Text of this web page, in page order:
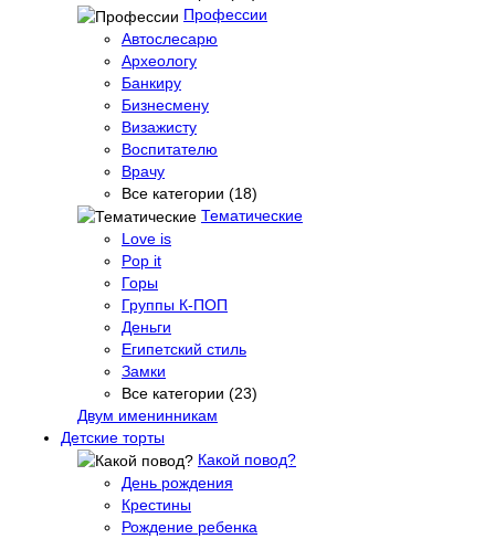
Профессии
Автослесарю
Археологу
Банкиру
Бизнесмену
Визажисту
Воспитателю
Врачу
Все категории (18)
Тематические
Love is
Pop it
Горы
Группы К-ПОП
Деньги
Египетский стиль
Замки
Все категории (23)
Двум именинникам
Детские торты
Какой повод?
День рождения
Крестины
Рождение ребенка